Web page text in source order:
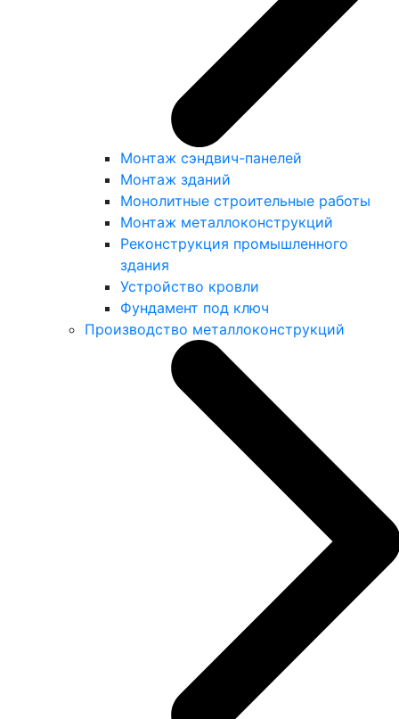
Монтаж сэндвич-панелей
Монтаж зданий
Монолитные строительные работы
Монтаж металлоконструкций
Реконструкция промышленного
здания
Устройство кровли
Фундамент под ключ
Производство металлоконструкций